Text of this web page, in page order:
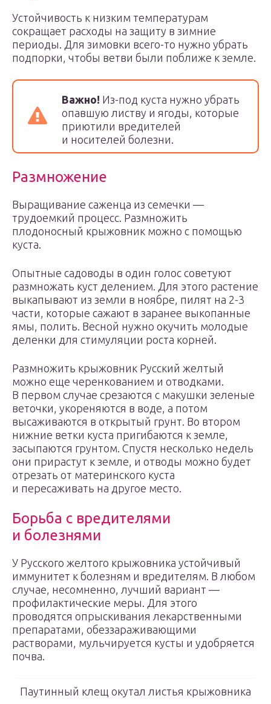
Устойчивость к низким температурам
сокращает расходы на защиту в зимние
периоды. Для зимовки всего-то нужно убрать
подпорки, чтобы ветви были поближе к земле.
Важно! Из-под куста нужно убрать
опавшую листву и ягоды, которые
приютили вредителей
и носителей болезни.
Размножение
Выращивание саженца из семечки —
трудоемкий процесс. Размножить
плодоносный крыжовник можно с помощью
куста.
Опытные садоводы в один голос советуют
размножать куст делением. Для этого растение
выкапывают из земли в ноябре, пилят на 2-3
части, которые сажают в заранее выкопанные
ямы, полить. Весной нужно окучить молодые
деленки для стимуляции роста корней.
Размножить крыжовник Русский желтый
можно еще черенкованием и отводками.
В первом случае срезаются с макушки зеленые
веточки, укореняются в воде, а потом
высаживаются в открытый грунт. Во втором
нижние ветки куста пригибаются к земле,
засыпаются грунтом. Спустя несколько недель
они прирастут к земле, и отводы можно будет
отрезать от материнского куста
и пересаживать на другое место.
Борьба с вредителями
и болезнями
У Русского желтого крыжовника устойчивый
иммунитет к болезням и вредителям. В любом
случае, несомненно, лучший вариант —
профилактические меры. Для этого
проводятся опрыскивания лекарственными
препаратами, обеззараживающими
растворами, мульчируется кусты и удобряется
почва.
Паутинный клещ окутал листья крыжовника